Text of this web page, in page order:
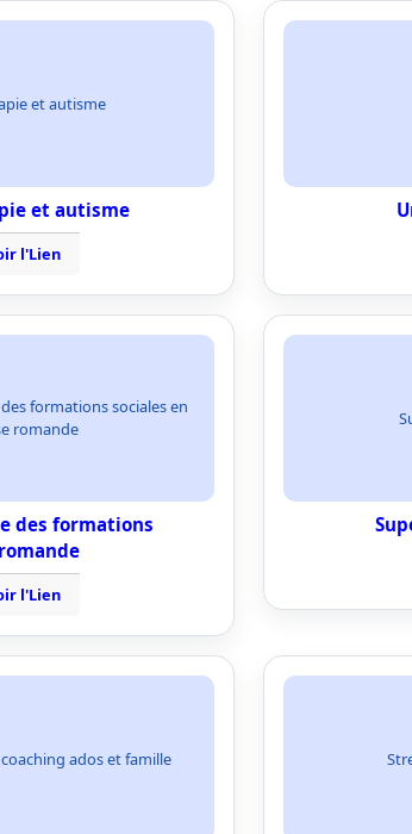
et autisme
et autisme
l'Lien
formations sociales en
romande
des formations
l'Lien
ados et famille